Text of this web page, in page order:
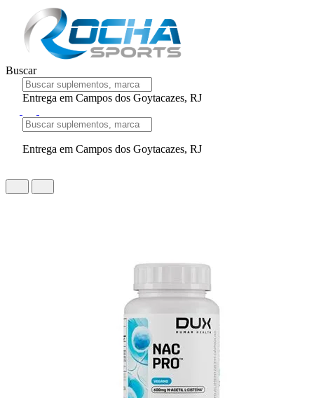
Buscar
Entrega em Campos dos Goytacazes, RJ
Entrega em Campos dos Goytacazes, RJ